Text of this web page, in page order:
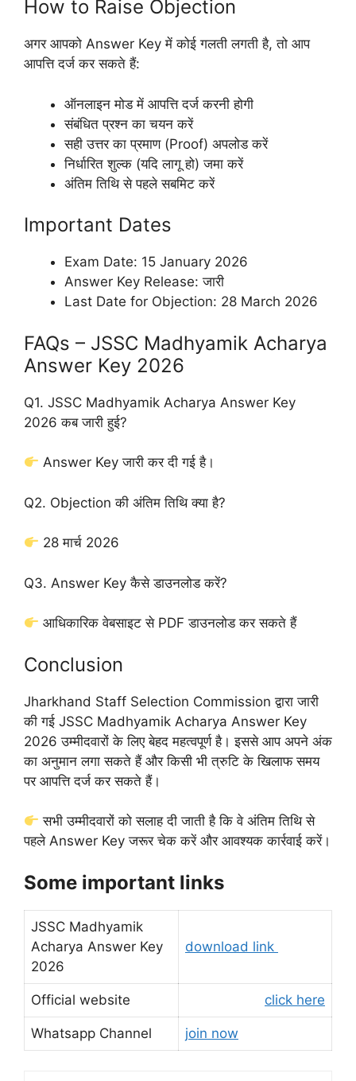
How to Raise Objection
अगर आपको Answer Key में कोई गलती लगती है, तो आप
आपत्ति दर्ज कर सकते हैं:
ऑनलाइन मोड में आपत्ति दर्ज करनी होगी
संबंधित प्रश्न का चयन करें
सही उत्तर का प्रमाण (Proof) अपलोड करें
निर्धारित शुल्क (यदि लागू हो) जमा करें
अंतिम तिथि से पहले सबमिट करें
Important Dates
Exam Date: 15 January 2026
Answer Key Release: जारी
Last Date for Objection: 28 March 2026
FAQs – JSSC Madhyamik Acharya
Answer Key 2026
Q1. JSSC Madhyamik Acharya Answer Key
2026 कब जारी हुई?
Answer Key जारी कर दी गई है।
Q2. Objection की अंतिम तिथि क्या है?
28 मार्च 2026
Q3. Answer Key कैसे डाउनलोड करें?
आधिकारिक वेबसाइट से PDF डाउनलोड कर सकते हैं
Conclusion
Jharkhand Staff Selection Commission द्वारा जारी
की गई JSSC Madhyamik Acharya Answer Key
2026 उम्मीदवारों के लिए बेहद महत्वपूर्ण है। इससे आप अपने अंक
का अनुमान लगा सकते हैं और किसी भी त्रुटि के खिलाफ समय
पर आपत्ति दर्ज कर सकते हैं।
सभी उम्मीदवारों को सलाह दी जाती है कि वे अंतिम तिथि से
पहले Answer Key जरूर चेक करें और आवश्यक कार्रवाई करें।
Some important links
JSSC Madhyamik
Acharya Answer Key
2026
download link
Official website click here
Whatsapp Channel join now